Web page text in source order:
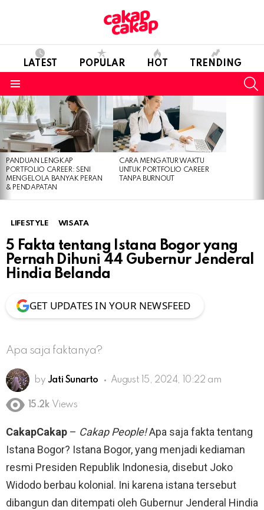
LATEST POPULAR HOT TRENDING
LATEST
STORIES
PANDUAN LENGKAP
PORTFOLIO CAREER: SENI
MENGELOLA BANYAK PERAN
& PENDAPATAN
CARA MENGATUR WAKTU
UNTUK PORTFOLIO CAREER
TANPA BURNOUT
LIFESTYLE WISATA
5 Fakta tentang Istana Bogor yang
Pernah Dihuni 44 Gubernur Jenderal
Hindia Belanda
GET UPDATES IN YOUR NEWSFEED
Apa saja faktanya?
by Jati Sunarto August 15, 2024, 10:22 am
15.2k Views
CakapCakap – Cakap People!Apa saja fakta tentang
Istana Bogor? Istana Bogor, yang menjadi kediaman
resmi Presiden Republik Indonesia, disebut Joko
Widodo berbau kolonial. Ini karena istana tersebut
dibangun dan ditempati oleh Gubernur Jenderal Hindia